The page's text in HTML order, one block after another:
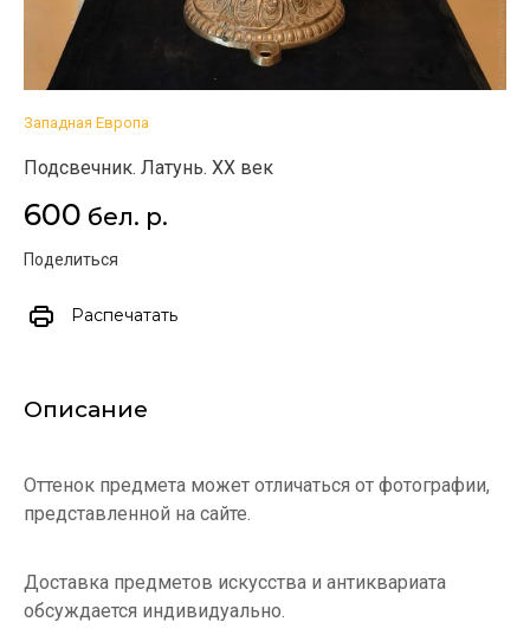
Западная Европа
Подсвечник. Латунь. XX век
600 бел. р.
Поделиться
Распечатать
Описание
Оттенок предмета может отличаться от фотографии,
представленной на сайте.
Доставка предметов искусства и антиквариата
обсуждается индивидуально.